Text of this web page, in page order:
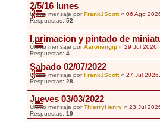
2/5/16 lunes
Último mensaje por FrankJScott« 06 Ago
Respuestas: 52
I.primacion y pintado de
Último mensaje porAaronengip « 29 Jul 2026,
Respuestas: 4
Sabado 02/07/2022
Último mensaje porFrankJScott« 27 Jul
Respuestas: 28
Jueves 03/03/2022
Último mensaje porThierryHenry « 23 Jul
Respuestas: 19